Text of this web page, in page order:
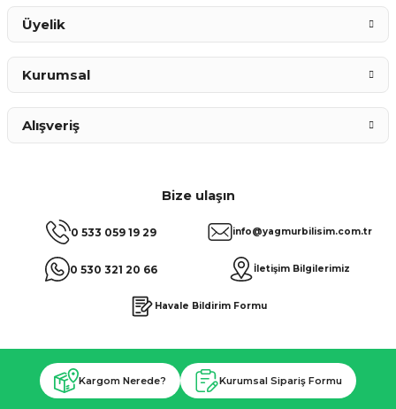
Bize ulaşın
0 533 059 19 29
0 530 321 20 66
info@yagmurbilisim.com.tr
İletişim Bilgilerimiz
Havale Bildirim Formu
Üyelik
Kurumsal
Alışveriş
Kargom Nerede? Kurumsal Sipariş Formu